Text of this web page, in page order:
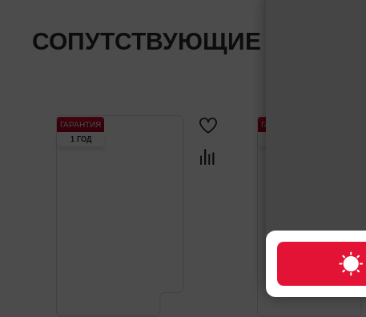
СОПУТСТВУЮЩИЕ ТОВАРЫ
ГАРАНТИЯ
1 ГОД
ГАРАНТИЯ